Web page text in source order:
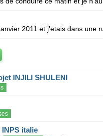
INJILI SHULENI
italie